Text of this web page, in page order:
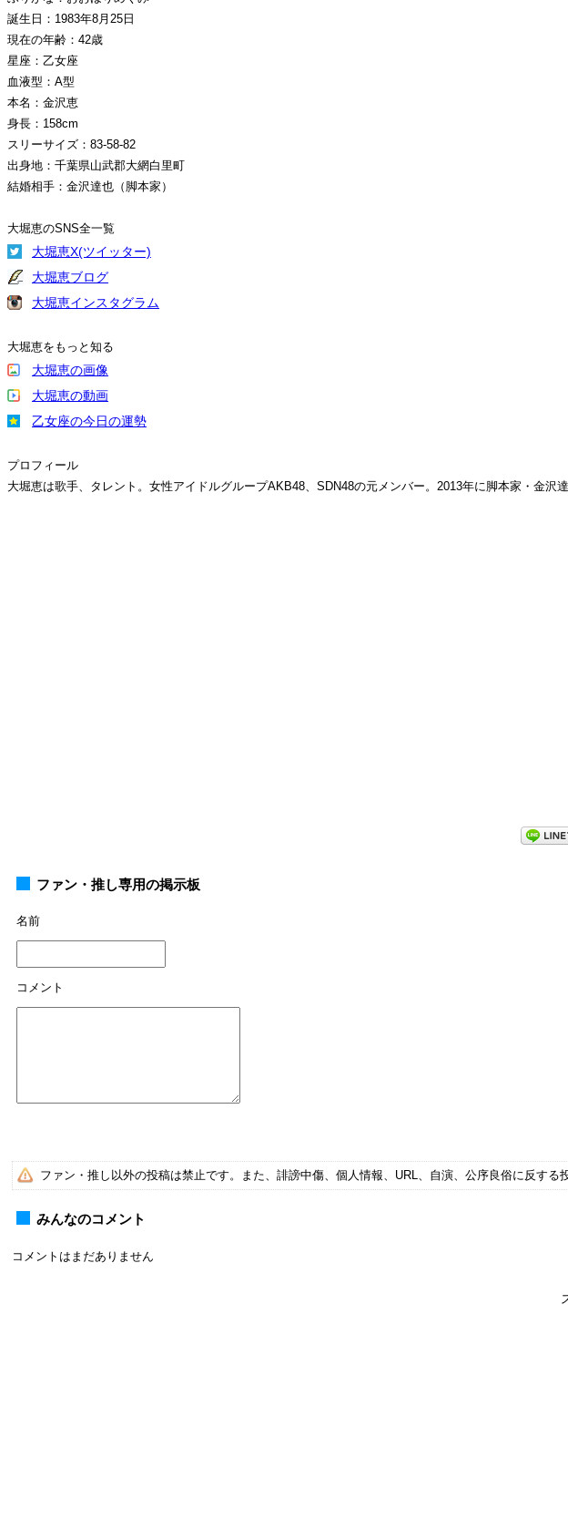
誕生日：1983年8月25日
現在の年齢：42歳
星座：乙女座
血液型：A型
本名：金沢恵
身長：158cm
スリーサイズ：83-58-82
出身地：千葉県山武郡大網白里町
結婚相手：金沢達也（脚本家）
大堀恵のSNS全一覧
大堀恵X(ツイッター)
大堀恵ブログ
大堀恵インスタグラム
大堀恵をもっと知る
大堀恵の画像
大堀恵の動画
乙女座の今日の運勢
プロフィール
大堀恵は歌手、タレント。女性アイドルグループAKB48、SDN48の元メンバー。2013年に脚本家・金沢
ファン・推し専用の掲示板
名前
コメント
ファン・推し以外の投稿は禁止です。また、誹謗中傷、個人情報、URL、自演、公序良俗に反す
みんなのコメント
コメントはまだありません